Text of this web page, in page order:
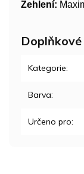
Žehlení:
Kategorie:
Barva:
Určeno pro: